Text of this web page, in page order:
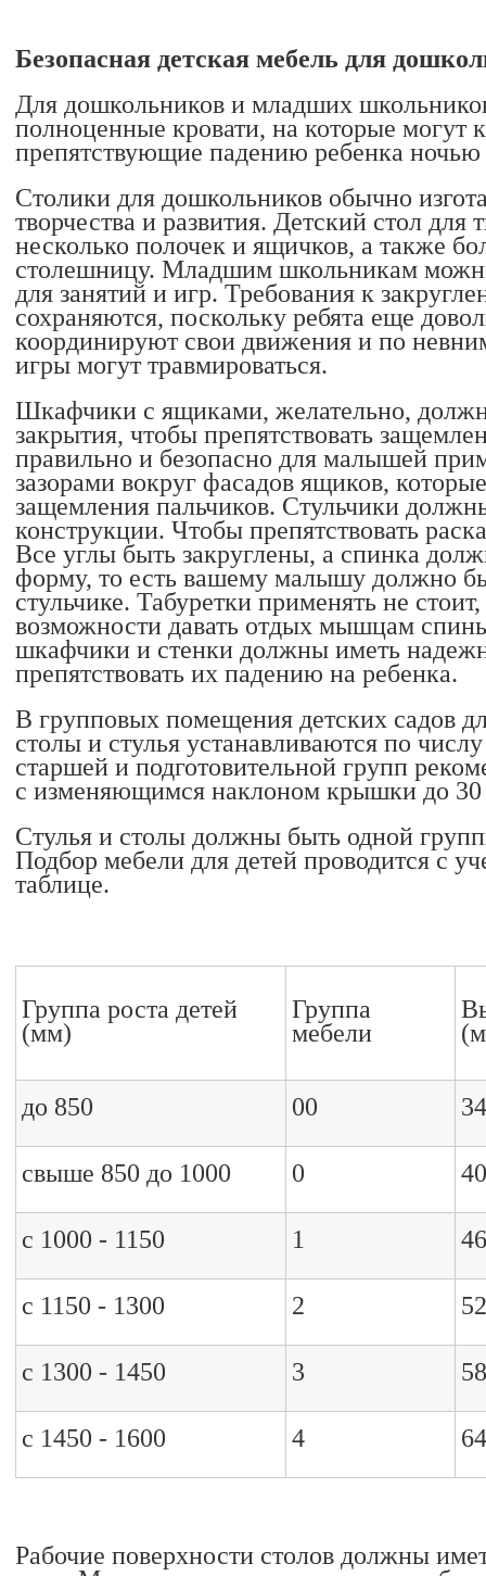
Безопасная детская мебель для
Для дошкольников и младших
полноценные кровати, на которые могут
препятствующие падению ребенка ночью
Столики для дошкольников обычно
творчества и развития. Детский стол для
несколько полочек и ящичков, а также
столешницу. Младшим школьникам
для занятий и игр. Требования к
сохраняются, поскольку ребята еще
координируют свои движения и по
игры могут травмироваться.
Шкафчики с ящиками, желательно,
закрытия, чтобы препятствовать
правильно и безопасно для малышей
зазорами вокруг фасадов ящиков,
защемления пальчиков. Стульчики
конструкции. Чтобы препятствовать
Все углы быть закруглены, а спинка
форму, то есть вашему малышу должно
стульчике. Табуретки применять не
возможности давать отдых мышцам
шкафчики и стенки должны иметь
препятствовать их падению на ребенка.
В групповых помещения детских садов
столы и стулья устанавливаются по
старшей и подготовительной групп
с изменяющимся наклоном крышки до 30
Стулья и столы должны быть одной
Подбор мебели для детей проводится с
таблице.
Группа роста детей
(мм)
Группа
мебели
до 850 00
свыше 850 до 1000 0
с 1000 - 1150 1
с 1150 - 1300 2
с 1300 - 1450 3
с 1450 - 1600 4
Рабочие поверхности столов должны